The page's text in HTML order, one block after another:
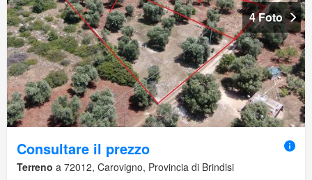
4 Foto
Consultare il prezzo
Terreno a 72012, Carovigno, Provincia di Brindisi